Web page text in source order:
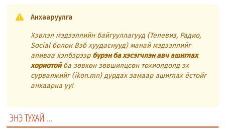
Анхааруулга
Хэвлэл мэдээллийн байгууллагууд (Телевиз, Радио,
Social болон Вэб хуудаснууд) манай мэдээллийг
аливаа хэлбэрээр бүрэн ба хэсэгчлэн авч ашиглах
хориотойба зөвхөн зөвшилцсөн тохиолдолд эх
сурвалжийг (ikon.mn) дурдах замаар ашиглах ёстойг
анхаарна уу!
ЭНЭ ТУХАЙ ...